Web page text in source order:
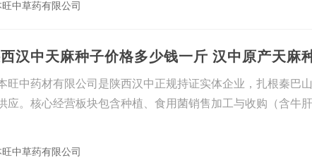
中草药有限公司
旺中药材有限公司是陕西汉中正规持证实体企业，扎根秦巴
应。核心经营板块包含种植、食用菌销售加工与收购（含牛
中草药有限公司